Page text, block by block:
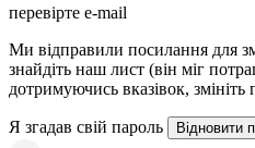
перевірте e-mail
Mи відправили посилання для
знайдіть наш лист (він міг
дотримуючись вказівок, змініть
Я згадав свій пароль